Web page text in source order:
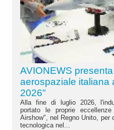
AVIONEWS
aerospaziale italiana
2026"
Alla fine di luglio 2026,
portato le proprie eccellenze
Airshow", nel Regno Unito, per
tecnologica nel...